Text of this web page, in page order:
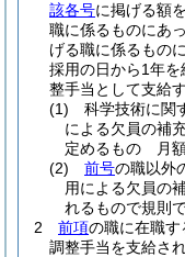
該各号に掲げる額
職に係るものにあ
げる職に係るもの
採用の日から1年
整手当として支給す
(1)
科学技術に関
による欠員の補
定めるもの 月
(2)
前号の職以外
用による欠員の
れるもので規則
2
前項の職に在職す
調整手当を支給さ